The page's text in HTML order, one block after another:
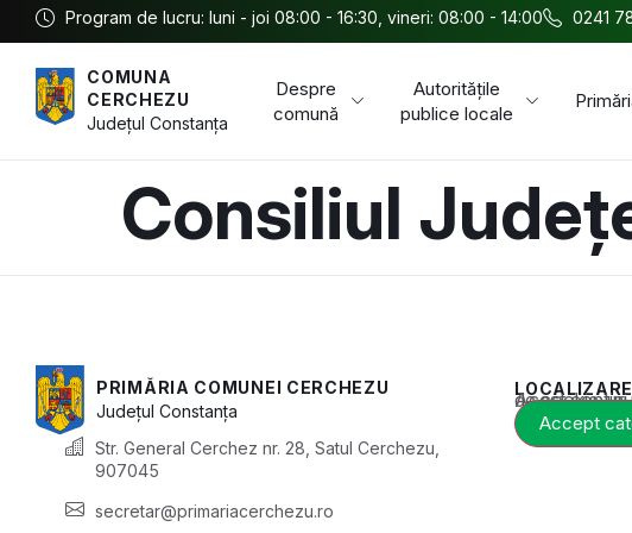
Program de lucru: luni - joi 08:00 - 16:30, vineri: 08:00 - 14:00 0241
COMUNA
CERCHEZU
JudețulConstanța
Despre
comună
Autoritățile
publice locale
Consiliul
PRIMĂRIA COMUNEI CERCHEZU
JudețulConstanța
Str. General Cerchez nr. 28, Satul Cerchezu,
907045
secretar@primariacerchezu.ro
LOCALIZARE
Acest conținut este blocat până când acceptați categoria corespunzătoare de cookie-uri.
Accept